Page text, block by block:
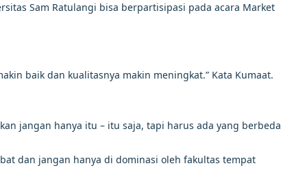
Sam Ratulangi bisa berpartisipasi pada acara Market
baik dan kualitasnya makin meningkat.” Kata Kumaat.
jangan hanya itu – itu saja, tapi harus ada yang berbeda
dan jangan hanya di dominasi oleh fakultas tempat